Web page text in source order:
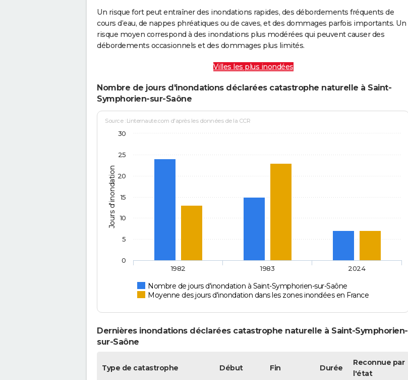
Un risque fort peut entraîner des inondations rapides, des débordements fréquents de
cours d’eau, de nappes phréatiques ou de caves, et des dommages parfois importants. Un
risque moyen correspond à des inondations plus modérées qui peuvent causer des
débordements occasionnels et des dommages plus limités.
Villes les plus inondées
Nombre de jours d'inondations déclarées catastrophe naturelle à Saint-
Symphorien-sur-Saône
Jours d'inondation
Source : Linternaute.com d'après les données de la CCR
Nombre de jours d'inondation à Saint-Symphorien-sur-Saône
Moyenne des jours d'inondation dans les zones inondées en France
1982 1983 2024
0
5
10
15
20
25
30
Dernières inondations déclarées catastrophe naturelle à Saint-Symphorien-
sur-Saône
Type de catastrophe Début Fin Durée
Reconnue par
l'état